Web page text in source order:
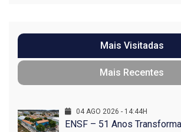
Mais Visitadas
Mais Recentes
04 AGO 2026 - 14:44H
ENSF – 51 Anos